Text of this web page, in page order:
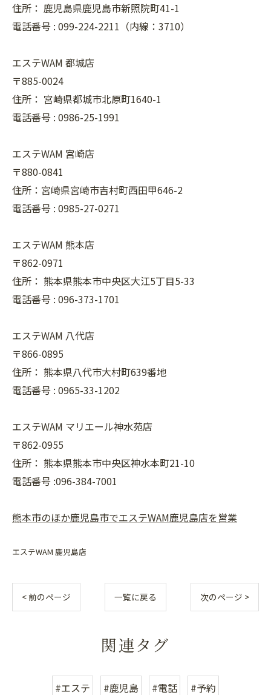
住所： 鹿児島県鹿児島市新照院町41-1
電話番号 : 099-224-2211（内線：3710）
エステWAM 都城店
〒885-0024
住所： 宮崎県都城市北原町1640-1
電話番号 : 0986-25-1991
エステWAM 宮崎店
〒880-0841
住所：宮崎県宮崎市吉村町西田甲646-2
電話番号 : 0985-27-0271
エステWAM 熊本店
〒862-0971
住所： 熊本県熊本市中央区大江5丁目5-33
電話番号 : 096-373-1701
エステWAM 八代店
〒866-0895
住所： 熊本県八代市大村町639番地
電話番号 : 0965-33-1202
エステWAM マリエール神水苑店
〒862-0955
住所： 熊本県熊本市中央区神水本町21-10
電話番号 :096-384-7001
熊本市のほか鹿児島市でエステWAM鹿児島店を営業
エステWAM 鹿児島店
< 前のページ 一覧に戻る 次のページ >
関連タグ
#エステ #鹿児島 #電話 #予約